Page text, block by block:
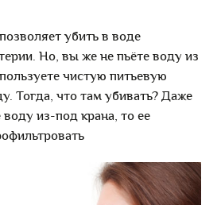
убить в воде
Но, вы же не пьёте воду из
чистую питьевую
Тогда, что там убивать? Даже
из-под крана, то ее